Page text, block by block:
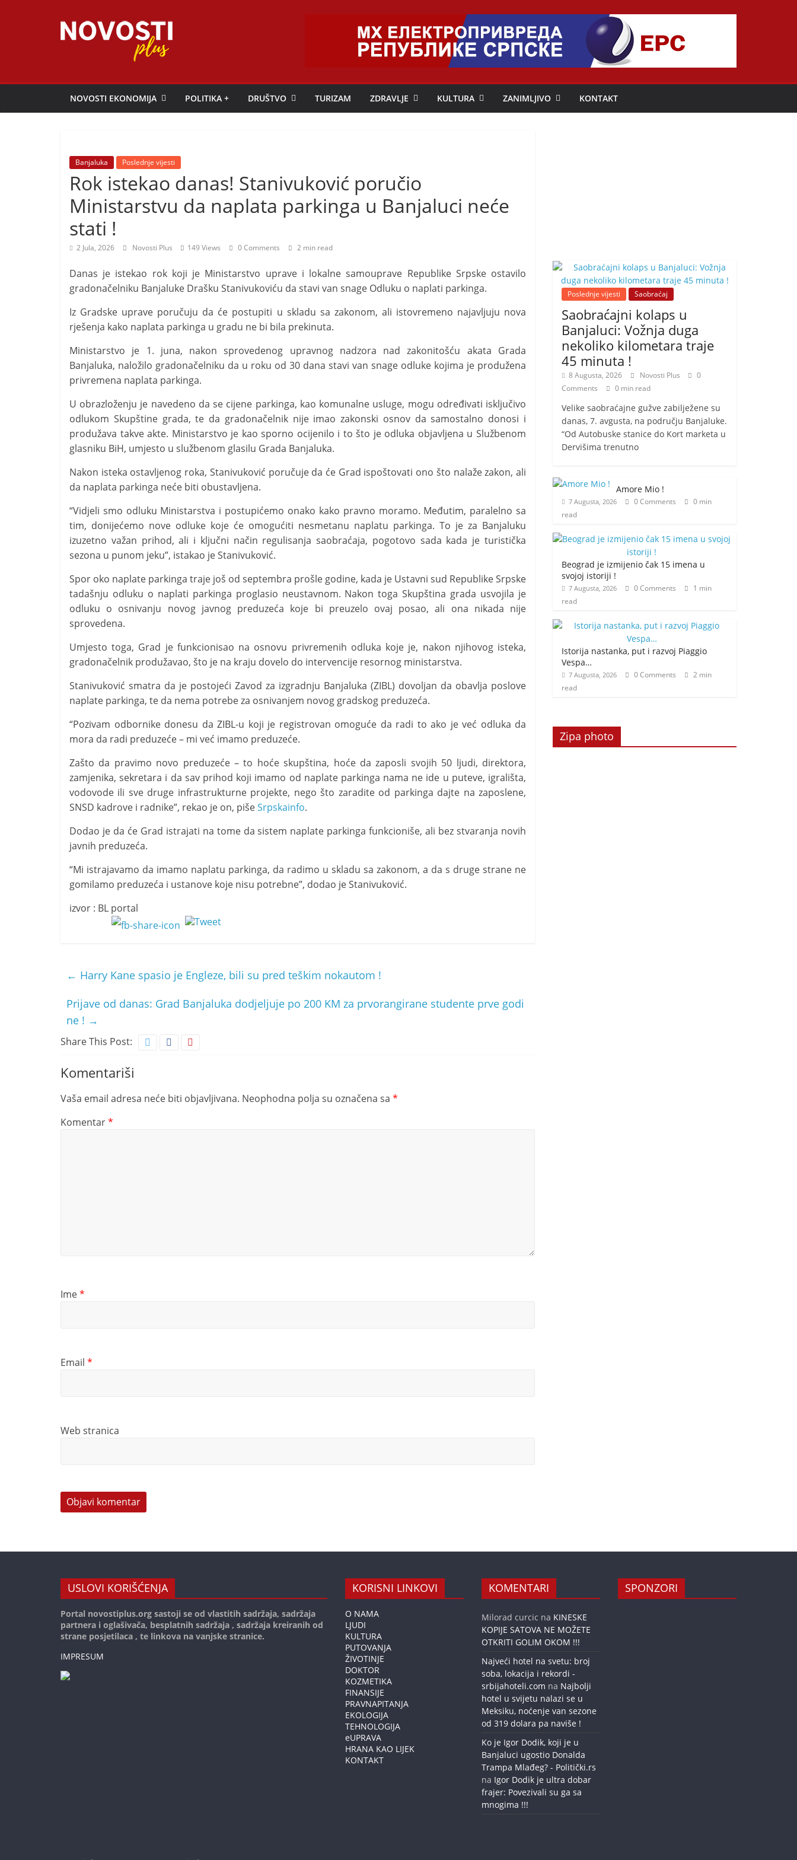
Novosti
Plus
NOVOSTI EKONOMIJA POLITIKA + DRUŠTVO TURIZAM ZDRAVLJE KULTURA ZANIMLJIVO KONTAKT
Banjaluka Poslednje vijesti
Rok istekao danas! Stanivuković poručio
Ministarstvu da naplata parkinga u Banjaluci neće
stati !
2 Jula, 2026 Novosti Plus 149 Views 0 Comments 2 min read
Danas je istekao rok koji je Ministarstvo uprave i lokalne samouprave Republike Srpske ostavilo
gradonačelniku Banjaluke Drašku Stanivukoviću da stavi van snage Odluku o naplati parkinga.
Iz Gradske uprave poručuju da će postupiti u skladu sa zakonom, ali istovremeno najavljuju nova
rješenja kako naplata parkinga u gradu ne bi bila prekinuta.
Ministarstvo je 1. juna, nakon sprovedenog upravnog nadzora nad zakonitošću akata Grada
Banjaluka, naložilo gradonačelniku da u roku od 30 dana stavi van snage odluke kojima je produžena
privremena naplata parkinga.
U obrazloženju je navedeno da se cijene parkinga, kao komunalne usluge, mogu određivati isključivo
odlukom Skupštine grada, te da gradonačelnik nije imao zakonski osnov da samostalno donosi i
produžava takve akte. Ministarstvo je kao sporno ocijenilo i to što je odluka objavljena u Službenom
glasniku BiH, umjesto u službenom glasilu Grada Banjaluka.
Nakon isteka ostavljenog roka, Stanivuković poručuje da će Grad ispoštovati ono što nalaže zakon, ali
da naplata parkinga neće biti obustavljena.
“Vidjeli smo odluku Ministarstva i postupićemo onako kako pravno moramo. Međutim, paralelno sa
tim, donijećemo nove odluke koje će omogućiti nesmetanu naplatu parkinga. To je za Banjaluku
izuzetno važan prihod, ali i ključni način regulisanja saobraćaja, pogotovo sada kada je turistička
sezona u punom jeku”, istakao je Stanivuković.
Spor oko naplate parkinga traje još od septembra prošle godine, kada je Ustavni sud Republike Srpske
tadašnju odluku o naplati parkinga proglasio neustavnom. Nakon toga Skupština grada usvojila je
odluku o osnivanju novog javnog preduzeća koje bi preuzelo ovaj posao, ali ona nikada nije
sprovedena.
Umjesto toga, Grad je funkcionisao na osnovu privremenih odluka koje je, nakon njihovog isteka,
gradonačelnik produžavao, što je na kraju dovelo do intervencije resornog ministarstva.
Stanivuković smatra da je postojeći Zavod za izgradnju Banjaluka (ZIBL) dovoljan da obavlja poslove
naplate parkinga, te da nema potrebe za osnivanjem novog gradskog preduzeća.
“Pozivam odbornike donesu da ZIBL-u koji je registrovan omoguće da radi to ako je već odluka da
mora da radi preduzeće – mi već imamo preduzeće.
Zašto da pravimo novo preduzeće – to hoće skupština, hoće da zaposli svojih 50 ljudi, direktora,
zamjenika, sekretara i da sav prihod koji imamo od naplate parkinga nama ne ide u puteve, igrališta,
vodovode ili sve druge infrastrukturne projekte, nego što zaradite od parkinga dajte na zaposlene,
SNSD kadrove i radnike”, rekao je on, pišeSrpskainfo.
Dodao je da će Grad istrajati na tome da sistem naplate parkinga funkcioniše, ali bez stvaranja novih
javnih preduzeća.
“Mi istrajavamo da imamo naplatu parkinga, da radimo u skladu sa zakonom, a da s druge strane ne
gomilamo preduzeća i ustanove koje nisu potrebne”, dodao je Stanivuković.
izvor : BL portal
← Harry Kane spasio je Engleze, bili su pred teškim nokautom !
Prijave od danas: Grad Banjaluka dodjeljuje po 200 KM za prvorangirane studente prve godi
ne ! →
Share This Post:
Komentariši
Vaša email adresa neće biti objavljivana. Neophodna polja su označena sa *
Komentar*
Ime*
Email *
Web stranica
Poslednje vijesti Saobraćaj
Saobraćajni kolaps u
Banjaluci: Vožnja duga
nekoliko kilometara traje
45 minuta !
8 Augusta, 2026 Novosti Plus
0
Comments
0 min read
Velike saobraćajne gužve zabilježene su
danas, 7. avgusta, na području Banjaluke.
“Od Autobuske stanice do Kort marketa u
Dervišima trenutno
Amore Mio !
7 Augusta, 2026 0 Comments
0 min
read
Beograd je izmijenio čak 15 imena u
svojoj istoriji !
7 Augusta, 2026 0 Comments
1 min
read
Istorija nastanka, put i razvoj Piaggio
Vespa…
7 Augusta, 2026 0 Comments
2 min
read
Zipa photo
USLOVI KORIŠĆENJA
Portal novostiplus.org sastoji se od vlastitih sadržaja, sadržaja
partnera i oglašivača, besplatnih sadržaja , sadržaja kreiranih od
strane posjetilaca , te linkova na vanjske stranice.
IMPRESUM
KORISNI LINKOVI
O NAMA
LJUDI
KULTURA
PUTOVANJA
ŽIVOTINJE
DOKTOR
KOZMETIKA
FINANSIJE
PRAVNAPITANJA
EKOLOGIJA
TEHNOLOGIJA
eUPRAVA
HRANA KAO LIJEK
KONTAKT
KOMENTARI
Milorad curcic na KINESKE
KOPIJE SATOVA NE MOŽETE
OTKRITI GOLIM OKOM !!!
Najveći hotel na svetu: broj
soba, lokacija i rekordi -
srbijahoteli.com na Najbolji
hotel u svijetu nalazi se u
Meksiku, noćenje van sezone
od 319 dolara pa naviše !
Ko je Igor Dodik, koji je u
Banjaluci ugostio Donalda
Trampa Mlađeg? - Politički.rs
na Igor Dodik je ultra dobar
frajer: Povezivali su ga sa
mnogima !!!
SPONZORI